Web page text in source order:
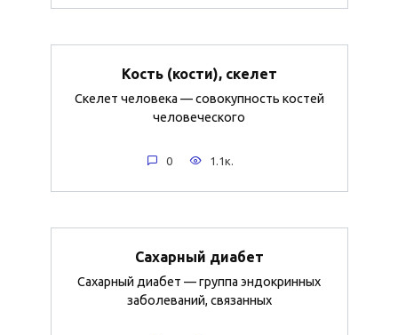
Кость (кости), скелет
Скелет человека — совокупность костей
человеческого
0 1.1к.
Сахарный диабет
Сахарный диабет — группа эндокринных
заболеваний, связанных